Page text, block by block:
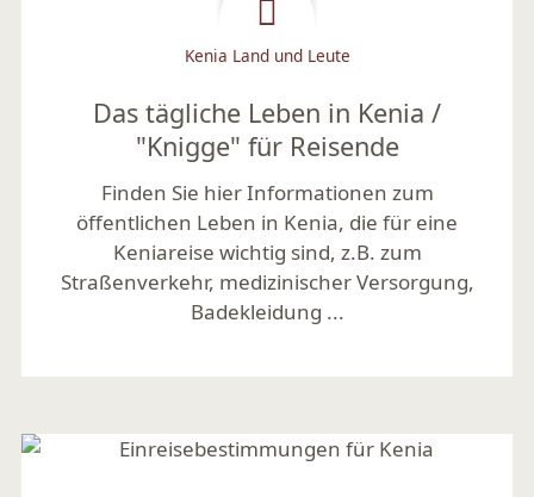
Kenia Land und Leute
Das tägliche Leben in Kenia /
"Knigge" für Reisende
Finden Sie hier Informationen zum
öffentlichen Leben in Kenia, die für eine
Keniareise wichtig sind, z.B. zum
Straßenverkehr, medizinischer Versorgung,
Badekleidung ...